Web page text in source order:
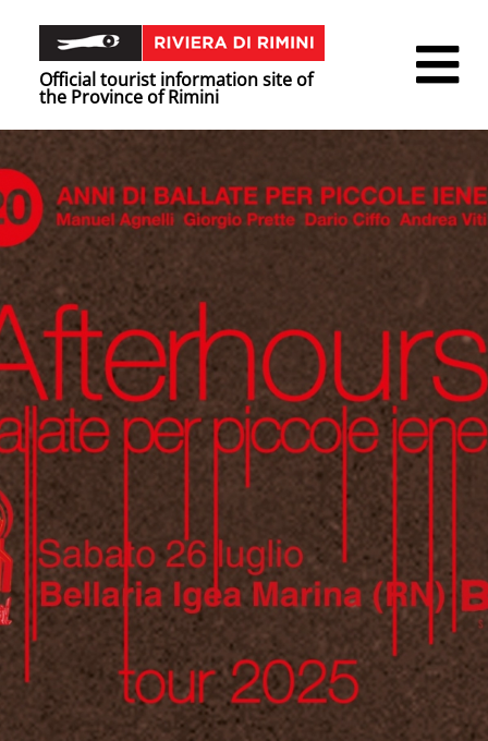
Official tourist information site of
the Province of Rimini